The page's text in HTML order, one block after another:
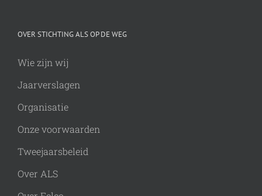
OVER STICHTING ALS OP DE WEG
Wie zijn wij
Jaarverslagen
Organisatie
Onze voorwaarden
Tweejaarsbeleid
Over ALS